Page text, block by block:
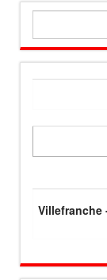
Villefranche